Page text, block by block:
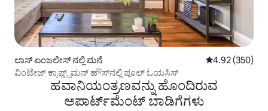
ಲಾಸ್ ಏಂಜಲೀಸ್ ನಲ್ಲಿ ಮನೆ 5 ರಲ್ಲಿ 4.92
4.92 (350)
ವಿಂಟೇಜ್ ಕ್ರಾಫ್ಟ್ಸ್‌ಮನ್ ಹೌಸ್‌ನಲ್ಲಿ ಪೂಲ್ ಓಯಸಿಸ್
ಹವಾನಿಯಂತ್ರಣವನ್ನು ಹೊಂದಿರುವ
ಅಪಾರ್ಟ್‌ಮೆಂಟ್‌ ಬಾಡಿಗೆಗಳು